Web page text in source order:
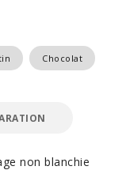
Chocolat
non blanchie